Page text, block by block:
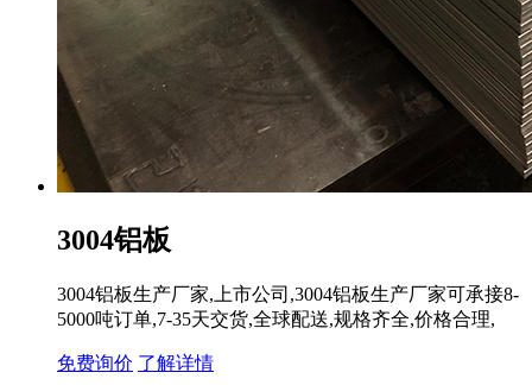
3004铝板
3004铝板生产厂家,上市公司,3004铝板生产厂家可承接8-
5000吨订单,7-35天交货,全球配送,规格齐全,价格合理,
免费询价 了解详情